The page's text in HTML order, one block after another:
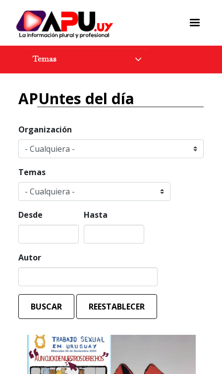
Temas
APUntes del día
Organización
Temas
Desde Hasta
Autor
BUSCAR REESTABLECER